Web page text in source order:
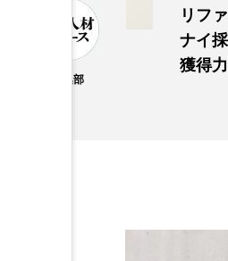
編集部
リフ
ナイ
獲得